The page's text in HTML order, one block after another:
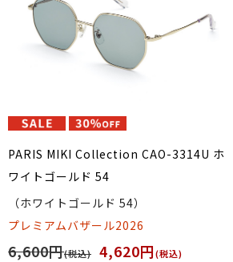
PARIS MIKI Collection CAO-3314U ホ
ワイトゴールド 54
（ホワイトゴールド 54）
プレミアムバザール2026
6,600円(税込) 4,620円(税込)